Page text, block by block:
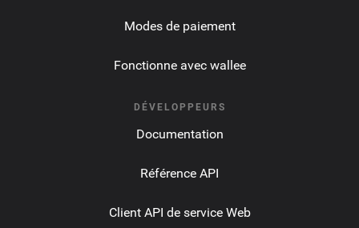
Modes de paiement
Fonctionne avec wallee
DÉVELOPPEURS
Documentation
Référence API
Client API de service Web